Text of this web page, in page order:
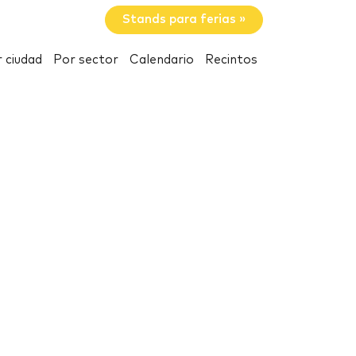
Stands para ferias »
ciudad Por sector Calendario Recintos